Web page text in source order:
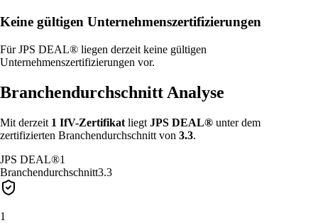
Keine gültigen Unternehmenszertifizierungen
Für JPS DEAL® liegen derzeit keine gültigen
Unternehmenszertifizierungen vor.
Branchendurchschnitt Analyse
Mit derzeit 1 IfV-Zertifikat liegt JPS DEAL® unterdem
zertifizierten Branchendurchschnitt von 3.3.
JPS DEAL®1
Branchendurchschnitt3.3
1